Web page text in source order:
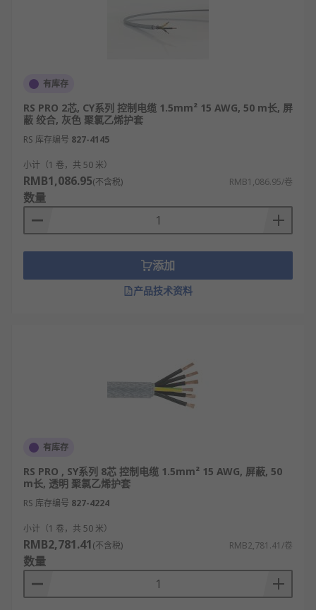
线缆外层设有屏蔽与防护结构，能够有效隔绝外界电
测与联动控制。
控制电缆的特点和优势
信号稳定：具备良好屏蔽性能，有效抵御外界
电磁干扰，信号传输不易失真。
布线灵活：线芯数量多，线缆柔韧性好，便于
复杂线路排布与穿管铺设。
安全耐用：绝缘防护性强，耐磨损耐腐蚀，适
传输高效：专门适配弱电控制信号，可快速传
递启停、调节、监测各类指令。
控制电缆的类型
场景，可同步传输电源、控制与数据信号，满
足大面积布线需求。
CY电缆：屏蔽型柔性控制电缆，自带屏蔽结
构，可抵御电磁干扰，保障信号稳定精准传
输。
SY电缆：铠装防护控制电缆，机械强度高，抗
压耐拉扯，适合存在机械应力、需要频繁活动
YY电缆：非屏蔽高柔性电缆，质地柔软易弯
有库存
RS PRO 2芯, CY系列 控制电缆 1.5mm² 15 AWG, 50 m长, 屏
蔽 绞合, 灰色 聚氯乙烯护套
RS 库存编号 827-4145
小计（1 卷，共 50 米）
RMB1,086.95(不含税) RMB1,086.95/卷
数量
添加
产品技术资料
有库存
RS PRO , SY系列 8芯 控制电缆 1.5mm² 15 AWG, 屏蔽, 50
m长, 透明 聚氯乙烯护套
RS 库存编号 827-4224
小计（1 卷，共 50 米）
RMB2,781.41(不含税) RMB2,781.41/卷
数量